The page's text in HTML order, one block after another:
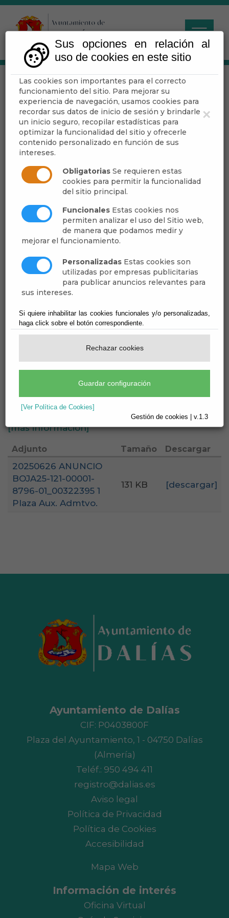
×
Sus opciones en relación al
uso de cookies en este sitio
Las cookies son importantes para el correcto
funcionamiento del sitio. Para mejorar su
experiencia de navegación, usamos cookies para
recordar sus datos de inicio de sesión y brindarle
un inicio seguro, recopilar estadísticas para
optimizar la funcionalidad del sitio y ofrecerle
contenido personalizado en función de sus
intereses.
Obligatorias Se requieren estas
cookies para permitir la funcionalidad
del sitio principal.
Funcionales Estas cookies nos
permiten analizar el uso del Sitio web,
de manera que podamos medir y
mejorar el funcionamiento.
Personalizadas Estas cookies son
utilizadas por empresas publicitarias
para publicar anuncios relevantes para
sus intereses.
Si quiere inhabilitar las cookies funcionales y/o personalizadas,
haga click sobre el botón correspondiente.
Rechazar cookies
Guardar configuración
[Ver Política de Cookies]
Gestión de cookies | v.1.3
20250626 ANUNCIO
BOJA25-121-00001-
8796-01_00322395 1
Plaza Aux. Admtvo.
20250626 ANUNCIO
BOJA25-121-00001-
8796-01_00322395 1
Plaza Aux. Admtvo.
Ayuntamiento de Dalías
Secretaría
Convocatoria Provision 1 Plaza Auxiliar
Publicado:27/06/2025
[más información]
Adjunto Tamaño Descargar
20250626 ANUNCIO
BOJA25-121-00001-
8796-01_00322395 1
Plaza Aux. Admtvo.
131 KB [descargar]
Ayuntamiento de Dalías
CIF: P0403800F
Plaza del Ayuntamiento, 1 - 04750 Dalías
(Almería)
Teléf.: 950 494 411
registro@dalias.es
Aviso legal
Política de Privacidad
Política de Cookies
Accesibilidad
Mapa Web
Información de interés
Oficina Virtual